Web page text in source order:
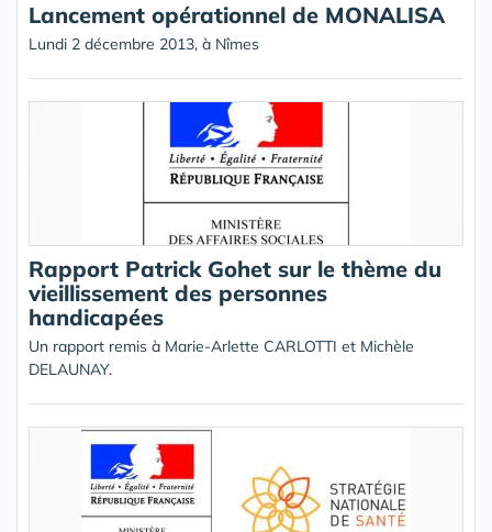
Lancement opérationnel de MONALISA
Lundi 2 décembre 2013, à Nîmes
Rapport Patrick Gohet sur le thème du
vieillissement des personnes
handicapées
Un rapport remis à Marie-Arlette CARLOTTI et Michèle
DELAUNAY.